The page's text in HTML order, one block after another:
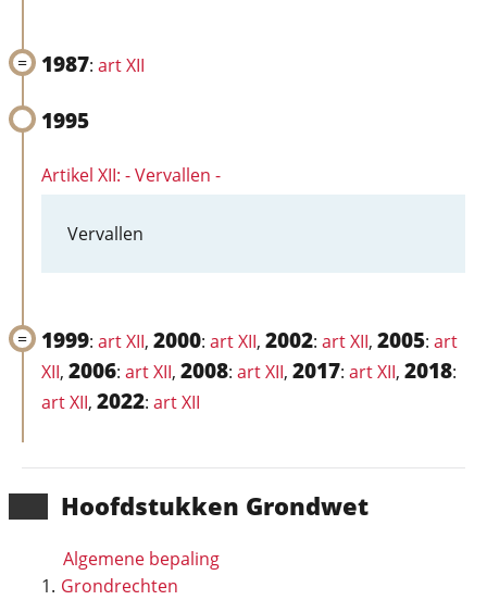
Hoofd­stukken Grondwet
Algemene bepaling
Grondrechten
1987: art XII
1995
Artikel XII: - Vervallen -
Vervallen
1999: art XII, 2000: art XII, 2002: art XII, 2005: art
XII, 2006: art XII, 2008: art XII, 2017: art XII, 2018:
art XII, 2022: art XII